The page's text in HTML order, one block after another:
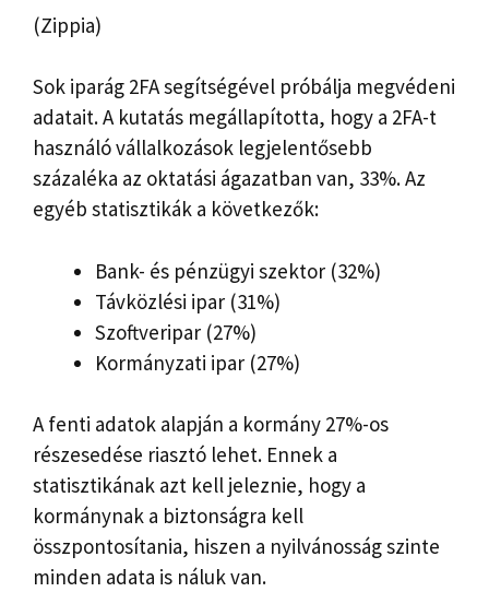
(Zippia)
Sok iparág 2FA segítségével próbálja megvédeni
adatait. A kutatás megállapította, hogy a 2FA-t
használó vállalkozások legjelentősebb
százaléka az oktatási ágazatban van, 33%. Az
egyéb statisztikák a következők:
Bank- és pénzügyi szektor (32%)
Távközlési ipar (31%)
Szoftveripar (27%)
Kormányzati ipar (27%)
A fenti adatok alapján a kormány 27%-os
részesedése riasztó lehet. Ennek a
statisztikának azt kell jeleznie, hogy a
kormánynak a biztonságra kell
összpontosítania, hiszen a nyilvánosság szinte
minden adata is náluk van.